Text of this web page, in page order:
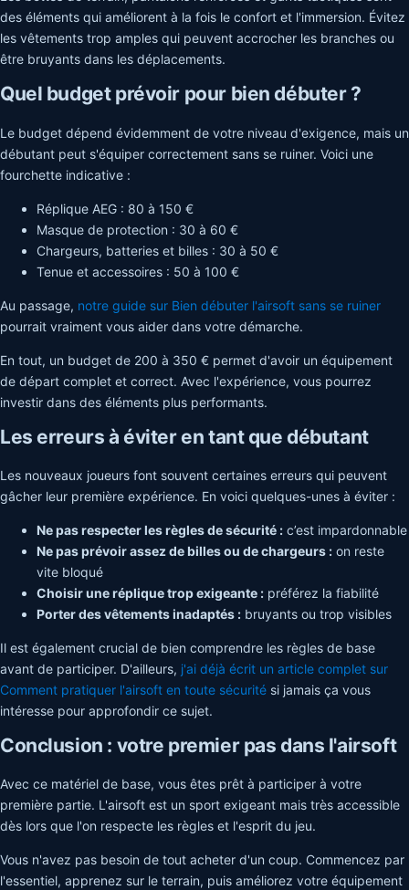
des éléments qui améliorent à la fois le confort et l'immersion. Évitez
les vêtements trop amples qui peuvent accrocher les branches ou
être bruyants dans les déplacements.
Quel budget prévoir pour bien débuter ?
Le budget dépend évidemment de votre niveau d'exigence, mais un
débutant peut s'équiper correctement sans se ruiner. Voici une
fourchette indicative :
Réplique AEG : 80 à 150 €
Masque de protection : 30 à 60 €
Chargeurs, batteries et billes : 30 à 50 €
Tenue et accessoires : 50 à 100 €
Au passage, notre guide sur Bien débuter l'airsoft sans se ruiner
pourrait vraiment vous aider dans votre démarche.
En tout, un budget de 200 à 350 € permet d'avoir un équipement
de départ complet et correct. Avec l'expérience, vous pourrez
investir dans des éléments plus performants.
Les erreurs à éviter en tant que débutant
Les nouveaux joueurs font souvent certaines erreurs qui peuvent
gâcher leur première expérience. En voici quelques-unes à éviter :
Ne pas respecter les règles de sécurité : c’est impardonnable
Ne pas prévoir assez de billes ou de chargeurs : on reste
vite bloqué
Choisir une réplique trop exigeante : préférez la fiabilité
Porter des vêtements inadaptés : bruyants ou trop visibles
Il est également crucial de bien comprendre les règles de base
avant de participer. D'ailleurs, j'ai déjà écrit un article complet sur
Comment pratiquer l'airsoft en toute sécurité si jamais ça vous
intéresse pour approfondir ce sujet.
Conclusion : votre premier pas dans l'airsoft
Avec ce matériel de base, vous êtes prêt à participer à votre
première partie. L'airsoft est un sport exigeant mais très accessible
dès lors que l'on respecte les règles et l'esprit du jeu.
Vous n'avez pas besoin de tout acheter d'un coup. Commencez par
l'essentiel, apprenez sur le terrain, puis améliorez votre équipement